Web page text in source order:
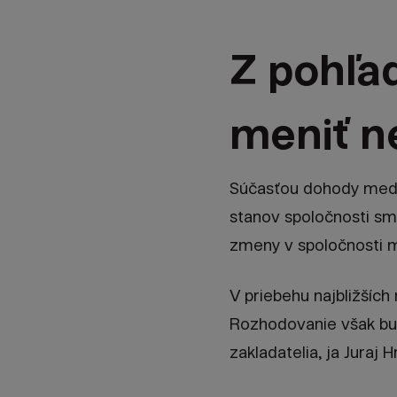
Z
meniť
Súčasťou dohody
stanov spoločnosti
zmeny v spoločnosti
V priebehu
Rozhodovanie však
zakladatelia, ja Juraj